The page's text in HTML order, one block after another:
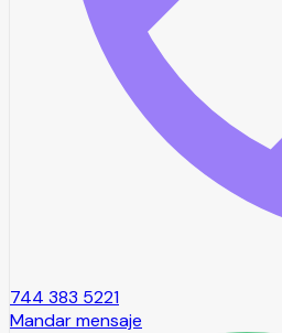
744 383 5221
Mandar mensaje